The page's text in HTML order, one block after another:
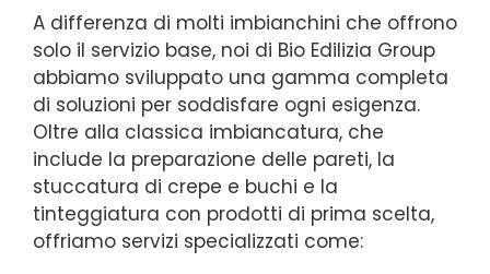
A differenza di molti imbianchini che offrono
solo il servizio base, noi di Bio Edilizia Group
abbiamo sviluppato una gamma completa
di soluzioni per soddisfare ogni esigenza.
Oltre alla classica imbiancatura, che
include la preparazione delle pareti, la
stuccatura di crepe e buchi e la
tinteggiatura con prodotti di prima scelta,
offriamo servizi specializzati come: